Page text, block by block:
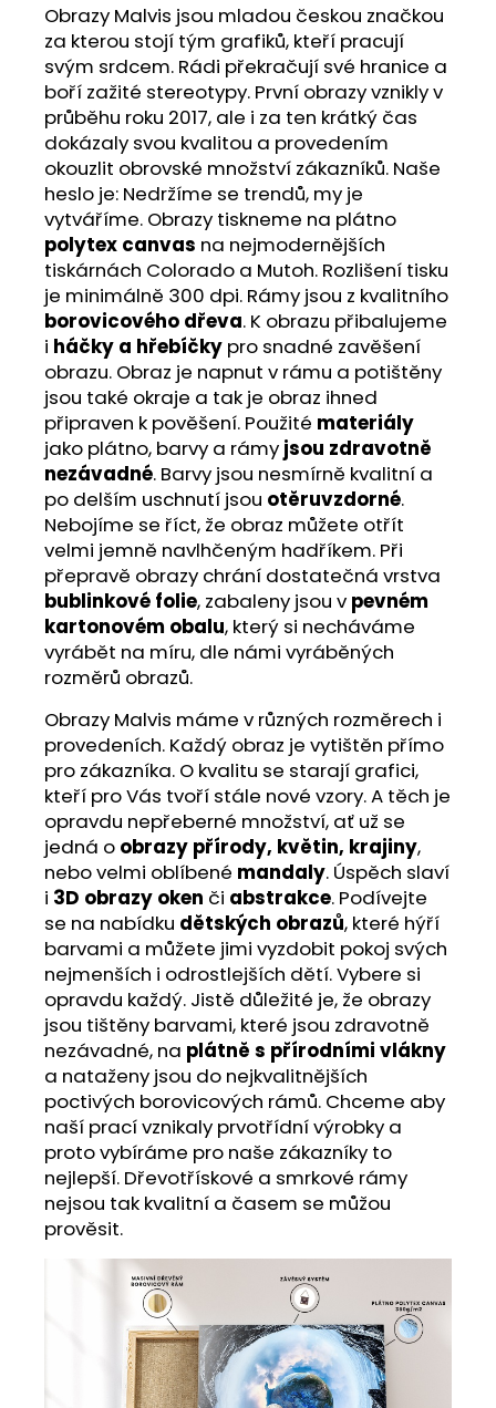
Obrazy Malvis jsou mladou českou značkou
za kterou stojí tým grafiků, kteří pracují
svým srdcem. Rádi překračují své hranice a
boří zažité stereotypy. První obrazy vznikly v
průběhu roku 2017, ale i za ten krátký čas
dokázaly svou kvalitou a provedením
okouzlit obrovské množství zákazníků. Naše
heslo je: Nedržíme se trendů, my je
vytváříme. Obrazy tiskneme na plátno
polytex canvas na nejmodernějších
tiskárnách Colorado a Mutoh. Rozlišení tisku
je minimálně 300 dpi. Rámy jsou z kvalitního
borovicového dřeva. K obrazu přibalujeme
i háčky a hřebíčky pro snadné zavěšení
obrazu. Obraz je napnut v rámu a potištěny
jsou také okraje a tak je obraz ihned
připraven k pověšení. Použité materiály
jako plátno, barvy a rámy jsou zdravotně
nezávadné. Barvy jsou nesmírně kvalitní a
po delším uschnutí jsou otěruvzdorné.
Nebojíme se říct, že obraz můžete otřít
velmi jemně navlhčeným hadříkem. Při
přepravě obrazy chrání dostatečná vrstva
bublinkové folie, zabaleny jsou v pevném
kartonovém obalu, který si necháváme
vyrábět na míru, dle námi vyráběných
rozměrů obrazů.
Obrazy Malvis máme v různých rozměrech i
provedeních. Každý obraz je vytištěn přímo
pro zákazníka. O kvalitu se starají grafici,
kteří pro Vás tvoří stále nové vzory. A těch je
opravdu nepřeberné množství, ať už se
jedná o obrazy přírody, květin, krajiny,
nebo velmi oblíbené mandaly. Úspěch slaví
i 3D obrazy oken či abstrakce. Podívejte
se na nabídku dětských obrazů, které hýří
barvami a můžete jimi vyzdobit pokoj svých
nejmenších i odrostlejších dětí. Vybere si
opravdu každý. Jistě důležité je, že obrazy
jsou tištěny barvami, které jsou zdravotně
nezávadné, na plátně s přírodními vlákny
a nataženy jsou do nejkvalitnějších
poctivých borovicových rámů. Chceme aby
naší prací vznikaly prvotřídní výrobky a
proto vybíráme pro naše zákazníky to
nejlepší. Dřevotřískové a smrkové rámy
nejsou tak kvalitní a časem se můžou
prověsit.